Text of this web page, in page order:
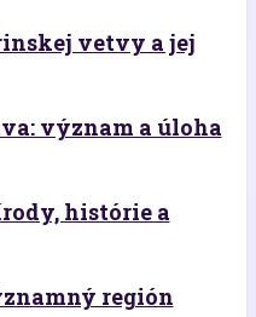
vetvy a jej
význam a úloha
histórie a
región